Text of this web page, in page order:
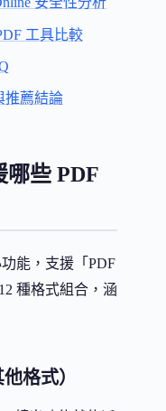
工具比較
推薦結論
哪些 PDF
能，支援「PDF
種格式組合，涵
格式）